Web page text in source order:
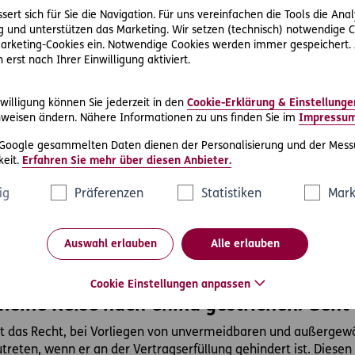
sich für Sie die Navigation. Für uns vereinfachen die Tools die
und unterstützen das Marketing. Wir setzen (technisch) notwendige
Cookies ein. Notwendige Cookies werden immer
erst nach Ihrer Einwilligung aktiviert.
können Sie jederzeit in den Cookie-Erklärung &
ändern. Nähere Informationen zu uns finden Sie im
gesammelten Daten dienen der Personalisierung und der
Erfahren Sie mehr über diesen Anbieter.
Präferenzen Statistiken
Auswahl erlauben Alle erlauben
Cookie Einstellungen anpassen
nach China kostenlos stornieren?
gebucht haben, dann informieren Sie sich bei Ihrer
Airlines, Lufthansa, Swiss, Brussels Airlines bieten
Reiseziele in China gestrichen und
Darf es das?
vorab wesentliche Eigenschaften der
zustimmen oder kann kostenlos vom Vertrag
anbietet, können die Reisenden entscheiden, ob sie
Reise nach China gestrichen.
das Recht, bei Vorliegen von unvermeidbaren und
wenn er an der Vertragserfüllung gehindert ist.